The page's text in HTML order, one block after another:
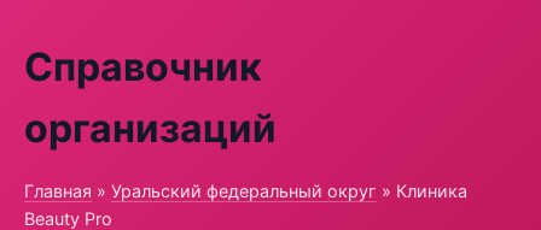
Справочник
организаций
Главная » Уральский федеральный округ » Клиника
Beauty Pro